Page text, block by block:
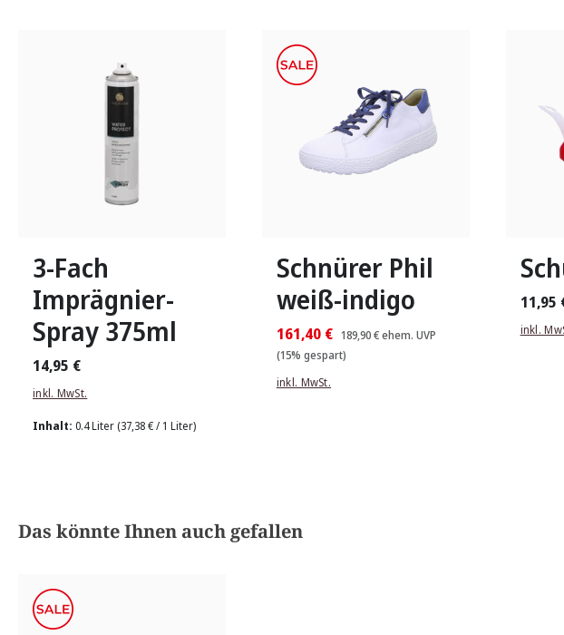
3-Fach
Imprägnier-
Spray 375ml
Inhalt: 0.4 Liter (37,38 € / 1 Liter)
14,95 €
inkl. MwSt.
Schnürer Phil
weiß-indigo
161,40 € 189,90 €ehem. UVP
(15% gespart)
inkl. MwSt.
11,95
inkl.
Produktgalerie überspringen
Das könnte Ihnen auch gefallen